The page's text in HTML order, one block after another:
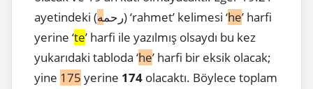
ayetindeki (رحمه ) ‘rahmet’ kelimesi ‘he’ harfi
yerine ‘te’ harfi ile yazılmış olsaydı bu kez
yukarıdaki tabloda ‘he’ harfi bir eksik olacak;
yine 175 yerine 174 olacaktı. Böylece toplam